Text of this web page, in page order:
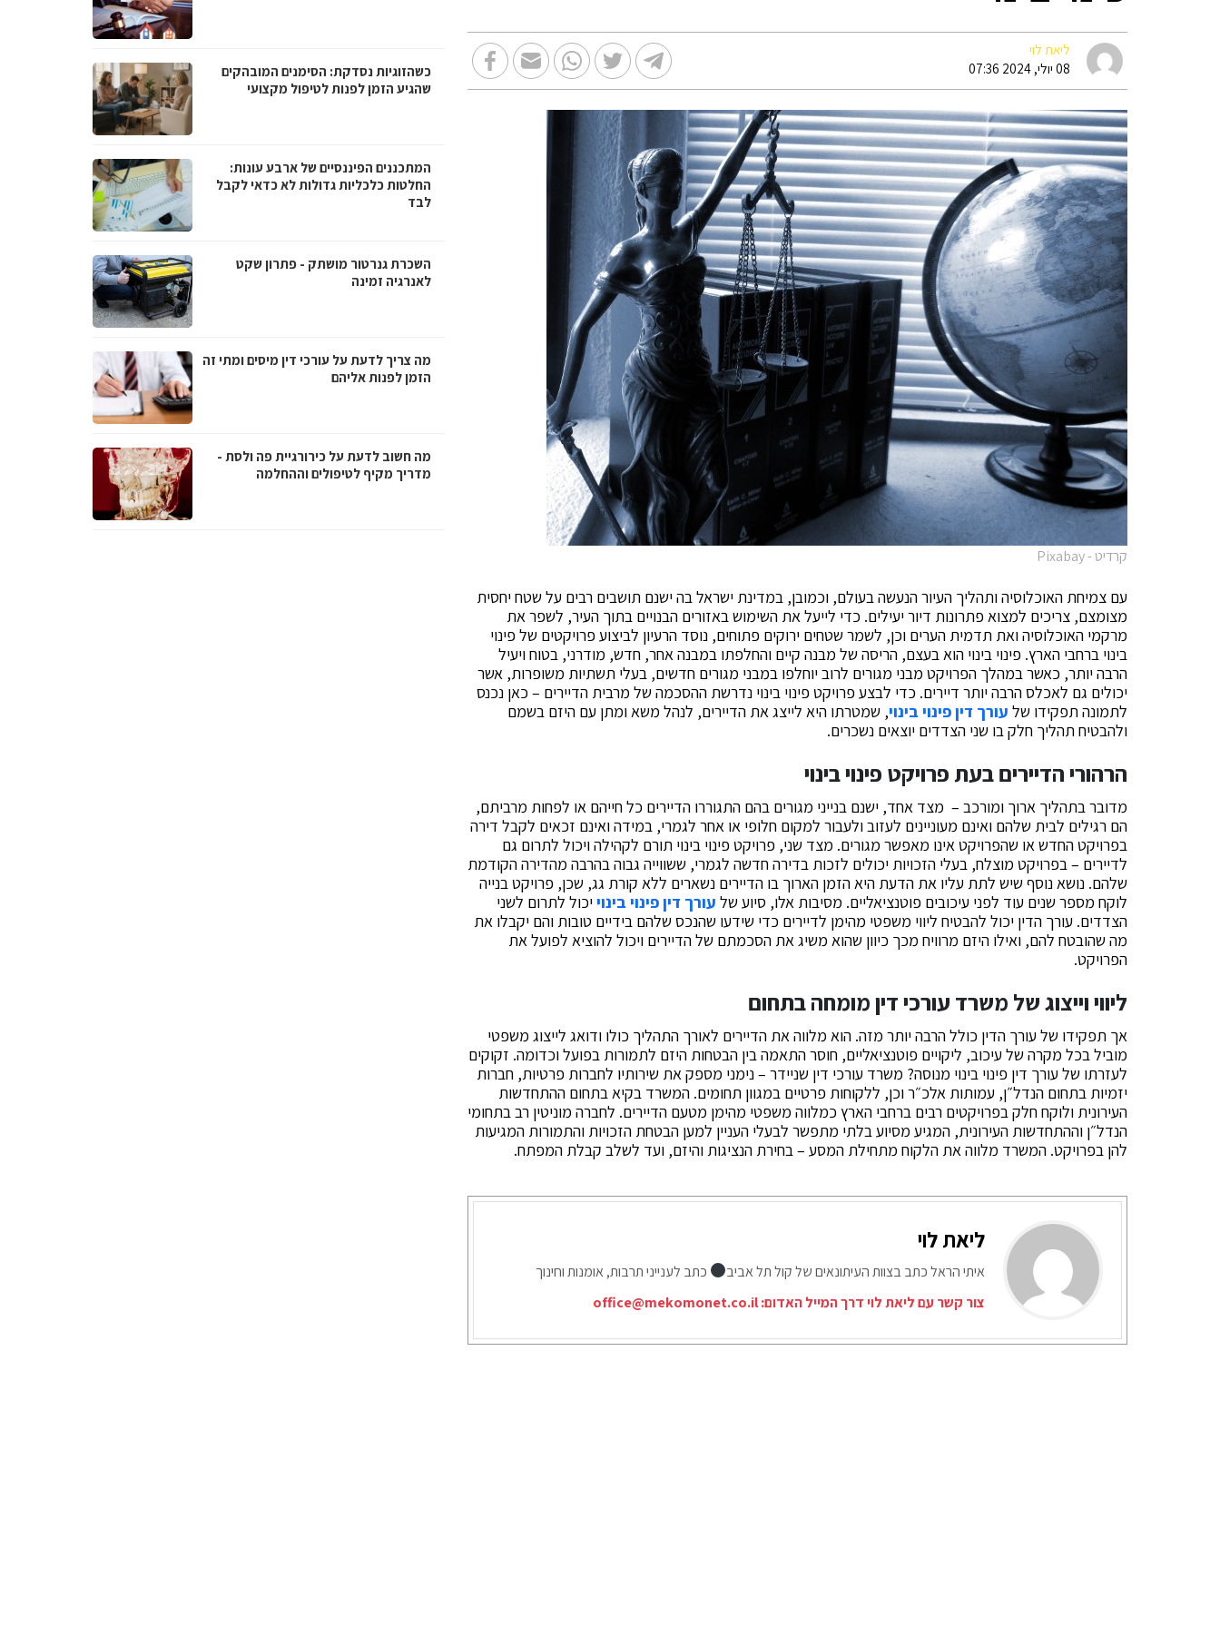
ליאת לוי
08 יולי, 2024 07:36
קרדיט - Pixabay
עם צמיחת האוכלוסיה ותהליך העיור הנעשה בעולם, וכמובן, במדינת ישראל בה ישנם תושבים רבים על שטח יחסית
מצומצם, צריכים למצוא פתרונות דיור יעילים. כדי לייעל את השימוש באזורים הבנויים בתוך העיר, לשפר את
מרקמי האוכלוסיה ואת תדמית הערים וכן, לשמר שטחים ירוקים פתוחים, נוסד הרעיון לביצוע פרויקטים של פינוי
בינוי ברחבי הארץ. פינוי בינוי הוא בעצם, הריסה של מבנה קיים והחלפתו במבנה אחר, חדש, מודרני, בטוח ויעיל
הרבה יותר, כאשר במהלך הפרויקט מבני מגורים לרוב יוחלפו במבני מגורים חדשים, בעלי תשתיות משופרות, אשר
יכולים גם לאכלס הרבה יותר דיירים. כדי לבצע פרויקט פינוי בינוי נדרשת ההסכמה של מרבית הדיירים – כאן נכנס
לתמונה תפקידו של עורך דין פינוי בינוי, שמטרתו היא לייצג את הדיירים, לנהל משא ומתן עם היזם בשמם
ולהבטיח תהליך חלק בו שני הצדדים יוצאים נשכרים.
הרהורי הדיירים בעת פרויקט פינוי בינוי
מדובר בתהליך ארוך ומורכב – מצד אחד, ישנם בנייני מגורים בהם התגוררו הדיירים כל חייהם או לפחות מרביתם,
הם רגילים לבית שלהם ואינם מעוניינים לעזוב ולעבור למקום חלופי או אחר לגמרי, במידה ואינם זכאים לקבל דירה
בפרויקט החדש או שהפרויקט אינו מאפשר מגורים. מצד שני, פרויקט פינוי בינוי תורם לקהילה ויכול לתרום גם
לדיירים – בפרויקט מוצלח, בעלי הזכויות יכולים לזכות בדירה חדשה לגמרי, ששווייה גבוה בהרבה מהדירה הקודמת
שלהם. נושא נוסף שיש לתת עליו את הדעת היא הזמן הארוך בו הדיירים נשארים ללא קורת גג, שכן, פרויקט בנייה
לוקח מספר שנים עוד לפני עיכובים פוטנציאליים. מסיבות אלו, סיוע של עורך דין פינוי בינוייכול לתרום לשני
הצדדים. עורך הדין יכול להבטיח ליווי משפטי מהימן לדיירים כדי שידעו שהנכס שלהם בידיים טובות והם יקבלו את
מה שהובטח להם, ואילו היזם מרוויח מכך כיוון שהוא משיג את הסכמתם של הדיירים ויכול להוציא לפועל את
הפרויקט.
ליווי וייצוג של משרד עורכי דין מומחה בתחום
אך תפקידו של עורך הדין כולל הרבה יותר מזה. הוא מלווה את הדיירים לאורך התהליך כולו ודואג לייצוג משפטי
מוביל בכל מקרה של עיכוב, ליקויים פוטנציאליים, חוסר התאמה בין הבטחות היזם לתמורות בפועל וכדומה. זקוקים
לעזרתו של עורך דין פינוי בינוי מנוסה? משרד עורכי דין שניידר – נימני מספק את שירותיו לחברות פרטיות, חברות
יזמיות בתחום הנדל״ן, עמותות אלכ״ר וכן, ללקוחות פרטיים במגוון תחומים. המשרד בקיא בתחום ההתחדשות
העירונית ולוקח חלק בפרויקטים רבים ברחבי הארץ כמלווה משפטי מהימן מטעם הדיירים. לחברה מוניטין רב בתחומי
הנדל״ן וההתחדשות העירונית, המגיע מסיוע בלתי מתפשר לבעלי העניין למען הבטחת הזכויות והתמורות המגיעות
להן בפרויקט. המשרד מלווה את הלקוח מתחילת המסע – בחירת הנציגות והיזם, ועד לשלב קבלת המפתח.
ליאת לוי
איתי הראל כתב בצוות העיתונאים של קול תל אביב
כתב לענייני תרבות, אומנות וחינוך
צור קשר עם ליאת לוי דרך המייל האדום:office@mekomonet.co.il
כשהזוגיות נסדקת: הסימנים המובהקים
שהגיע הזמן לפנות לטיפול מקצועי
המתכננים הפיננסיים של ארבע עונות:
החלטות כלכליות גדולות לא כדאי לקבל
לבד
השכרת גנרטור מושתק - פתרון שקט
לאנרגיה זמינה
מה צריך לדעת על עורכי דין מיסים ומתי זה
הזמן לפנות אליהם
מה חשוב לדעת על כירורגיית פה ולסת -
מדריך מקיף לטיפולים וההחלמה